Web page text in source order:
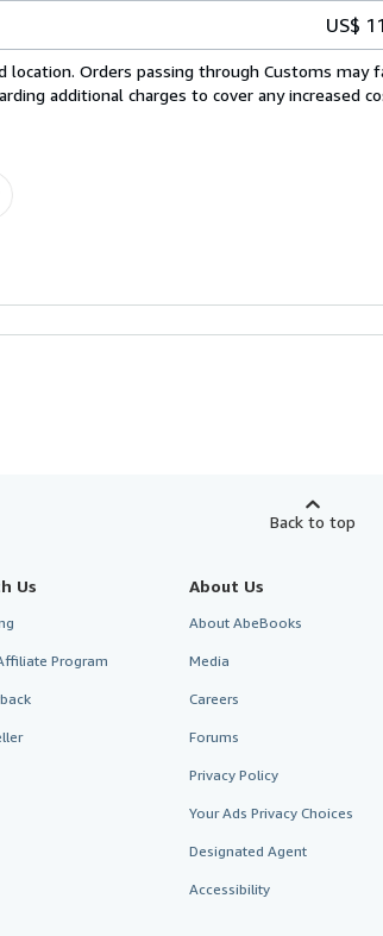
US$
Orders passing through Customs may
additional charges to cover any increased
Back to top
Us
Program
About Us
About AbeBooks
Media
Careers
Forums
Privacy Policy
Your Ads Privacy Choices
Designated Agent
Accessibility